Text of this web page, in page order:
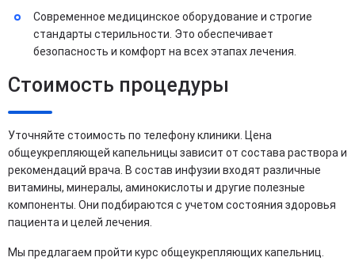
Современное медицинское оборудование и строгие
стандарты стерильности. Это обеспечивает
безопасность и комфорт на всех этапах лечения.
Стоимость процедуры
Уточняйте стоимость по телефону клиники. Цена
общеукрепляющей капельницы зависит от состава раствора и
рекомендаций врача. В состав инфузии входят различные
витамины, минералы, аминокислоты и другие полезные
компоненты. Они подбираются с учетом состояния здоровья
пациента и целей лечения.
Мы предлагаем пройти курс общеукрепляющих капельниц.